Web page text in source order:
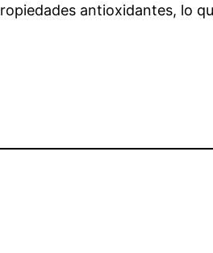
antioxidantes, lo